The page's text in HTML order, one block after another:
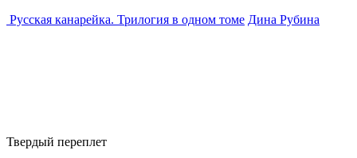
Русская канарейка. Трилогия в одном томе Дина Рубина
Твердый переплет